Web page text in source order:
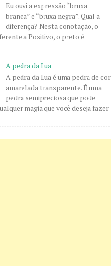
Eu ouvi a expressão “bruxa
branca” e “bruxa negra”. Qual a
diferença? Nesta conotação, o
a Positivo, o preto é
A pedra da Lua
A pedra da Lua é uma pedra de cor
amarelada transparente. É uma
pedra semipreciosa que pode
magia que você deseja fazer